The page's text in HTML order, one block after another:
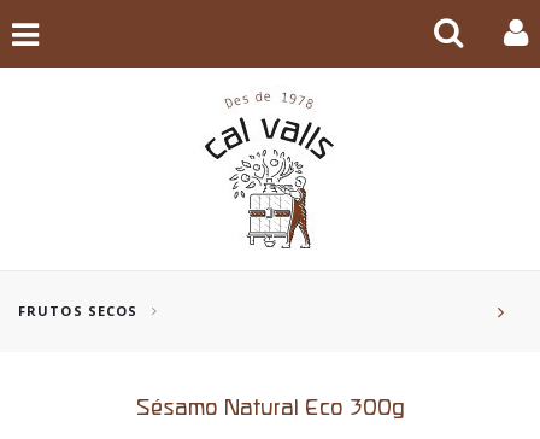
FRUTOS SECOS
Sésamo Natural Eco 300g